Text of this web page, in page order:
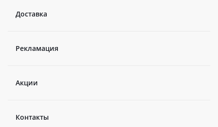
Доставка
Рекламация
Акции
Контакты